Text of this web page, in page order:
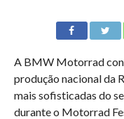
A BMW Motorrad
produção nacional da
mais sofisticadas do
durante o Motorrad